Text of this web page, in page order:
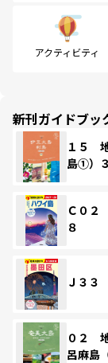
アクティビティ
新刊ガイドブッ
１５
島①）
Ｃ０２
８
Ｊ３
０２
呂麻島